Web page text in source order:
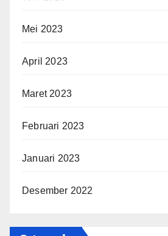
Mei 2023
April 2023
Maret 2023
Februari 2023
Januari 2023
Desember 2022